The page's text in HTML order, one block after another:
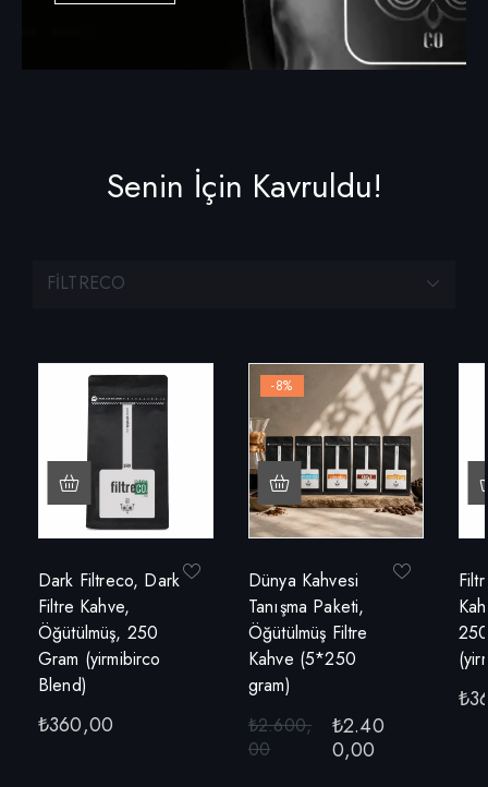
Senin İçin Kavruldu!
FILTRECO
Dark Filtreco, Dark
Filtre Kahve,
Öğütülmüş, 250
Gram (yirmibirco
Blend)
₺360,00
-8%
Dünya Kahvesi
Tanışma Paketi,
Öğütülmüş Filtre
Kahve (5*250
gram)
₺2.600,
00
₺2.40
0,00
₺